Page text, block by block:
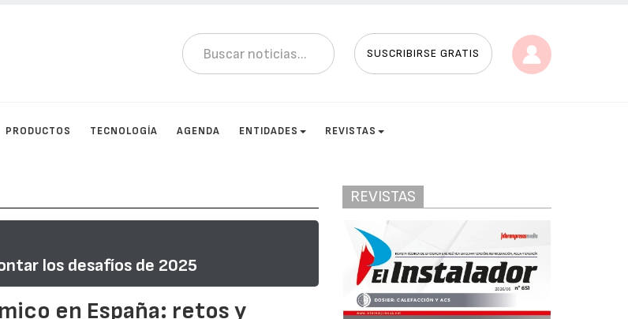
SUSCRIBIRSE GRATIS
PRODUCTOS TECNOLOGÍA AGENDA ENTIDADES REVISTAS
los desafíos de 2025
en España: retos y
REVISTAS